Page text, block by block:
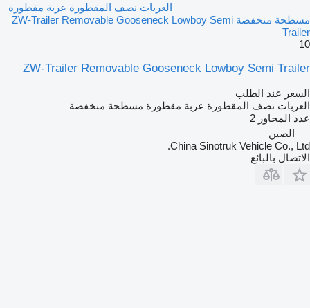
العربات نصف المقطورة عربة مقطورة
مسطحة منخفضة ZW-Trailer Removable Gooseneck Lowboy Semi
Trailer
10
ZW-Trailer Removable Gooseneck Lowboy Semi Trailer
السعر عند الطلب
العربات نصف المقطورة عربة مقطورة مسطحة منخفضة
عدد المحاور 2
الصين
China Sinotruk Vehicle Co., Ltd.
الاتصال بالبائع